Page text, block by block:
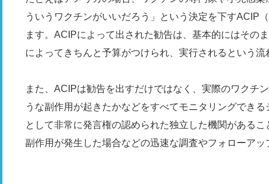
ういうワクチンがいいだろう」という決定を下すACIP
ます。ACIPによって出された勧告は、基本的にはその
によってきちんと予算がつけられ、実行されるという流
また、ACIPは勧告を出すだけではなく、実際のワクチ
うな副作用が起きたかなどをすべてモニタリングでき
として非常に発言権の認められた独立した機関がある
副作用が発生した場合などの迅速な調査やフォローア